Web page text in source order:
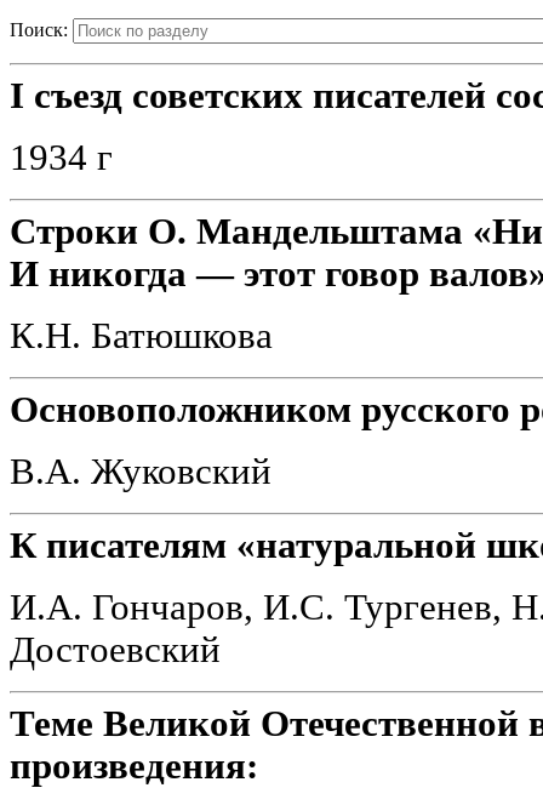
Поиск:
I съезд советских писателей
1934 г
Строки О. Мандельштама «Ни
И никогда — этот говор
К.Н. Батюшкова
Основоположником русского
В.А. Жуковский
К писателям «натуральной
И.А. Гончаров, И.С. Тургенев,
Достоевский
Теме Великой
произведения: